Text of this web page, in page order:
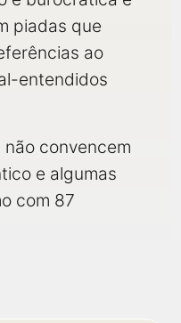
piadas que
ao
entendidos
convencem
e algumas
com 87